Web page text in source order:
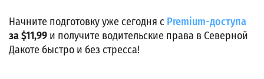
Начните подготовку уже сегодня с Premium-доступа
за $11,99 и получите водительские права в Северной
Дакоте быстро и без стресса!